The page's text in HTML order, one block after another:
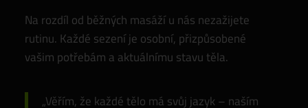
Na rozdíl od běžných masáží u nás nezažijete
rutinu. Každé sezení je osobní, přizpůsobené
vašim potřebám a aktuálnímu stavu těla.
„Věřím, že každé tělo má svůj jazyk – naším